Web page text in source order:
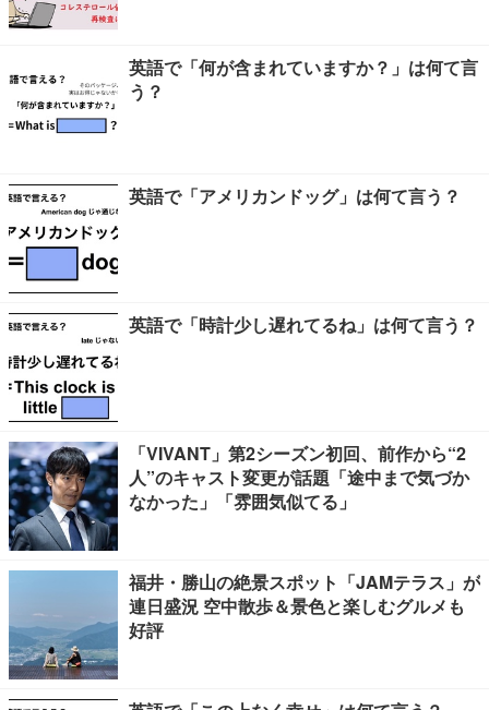
英語で「何が含まれていますか？」は何て言
う？
英語で「アメリカンドッグ」は何て言う？
英語で「時計少し遅れてるね」は何て言う？
「VIVANT」第2シーズン初回、前作から“2
人”のキャスト変更が話題「途中まで気づか
なかった」「雰囲気似てる」
福井・勝山の絶景スポット「JAMテラス」が
連日盛況 空中散歩＆景色と楽しむグルメも
好評